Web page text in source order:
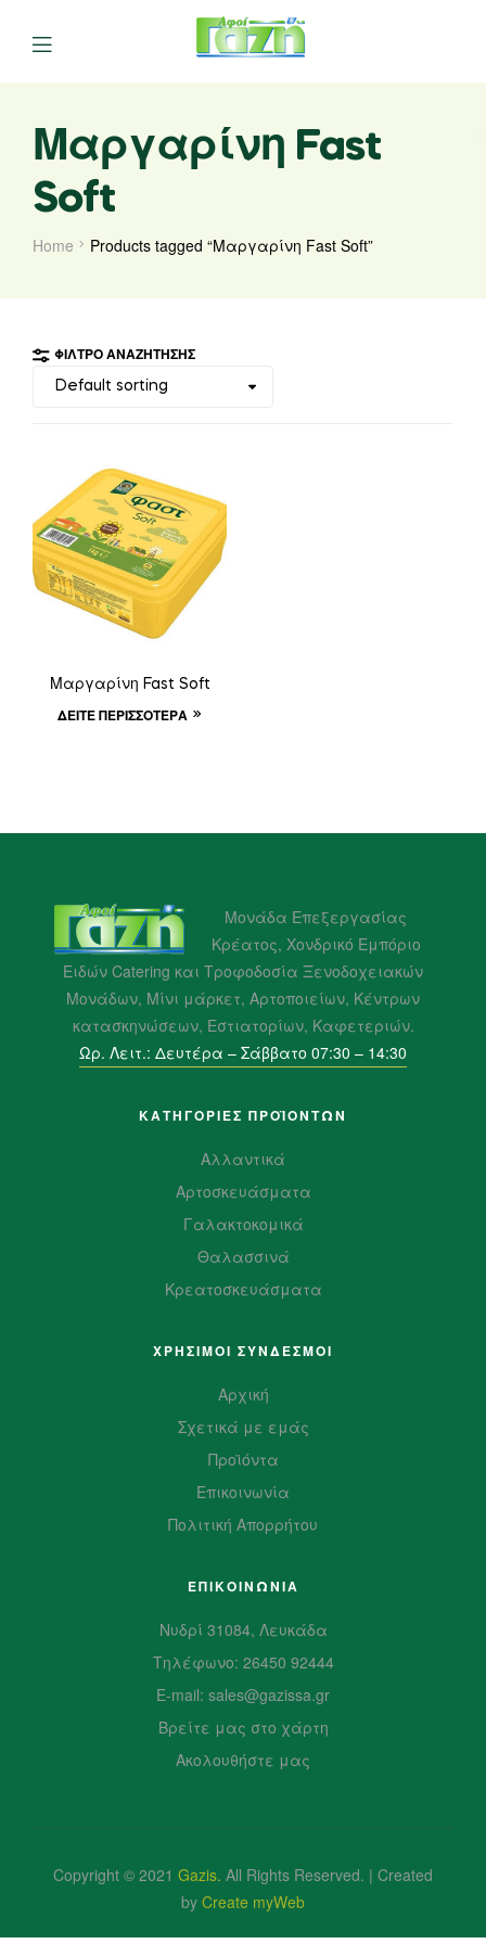
Μαργαρίνη Fast
Soft
Home Products tagged “Μαργαρίνη Fast Soft”
ΦΊΛΤΡΟ ΑΝΑΖΉΤΗΣΗΣ
Μαργαρίνη Fast Soft
ΔΕΊΤΕ ΠΕΡΙΣΣΌΤΕΡΑ
Μονάδα Επεξεργασίας
Κρέατος, Χονδρικό Εμπόριο
Ειδών Catering και Τροφοδοσία Ξενοδοχειακών
Μονάδων, Μίνι μάρκετ, Αρτοποιείων, Κέντρων
κατασκηνώσεων, Εστιατορίων, Καφετεριών.
Ωρ. Λειτ.: Δευτέρα – Σάββατο 07:30 – 14:30
ΚΑΤΗΓΟΡΙΕΣ ΠΡΟΪΌΝΤΩΝ
Αλλαντικά
Αρτοσκευάσματα
Γαλακτοκομικά
Θαλασσινά
Κρεατοσκευάσματα
ΧΡΗΣΙΜΟΙ ΣΥΝΔΕΣΜΟΙ
Αρχική
Σχετικά με εμάς
Προϊόντα
Επικοινωνία
Πολιτική Απορρήτου
ΕΠΙΚΟΙΝΩΝΙΑ
Νυδρί 31084, Λευκάδα
Τηλέφωνο: 26450 92444
E-mail: sales@gazissa.gr
Βρείτε μας στο χάρτη
Ακολουθήστε μας
Copyright © 2021 Gazis. All Rights Reserved. | Created
by Create myWeb